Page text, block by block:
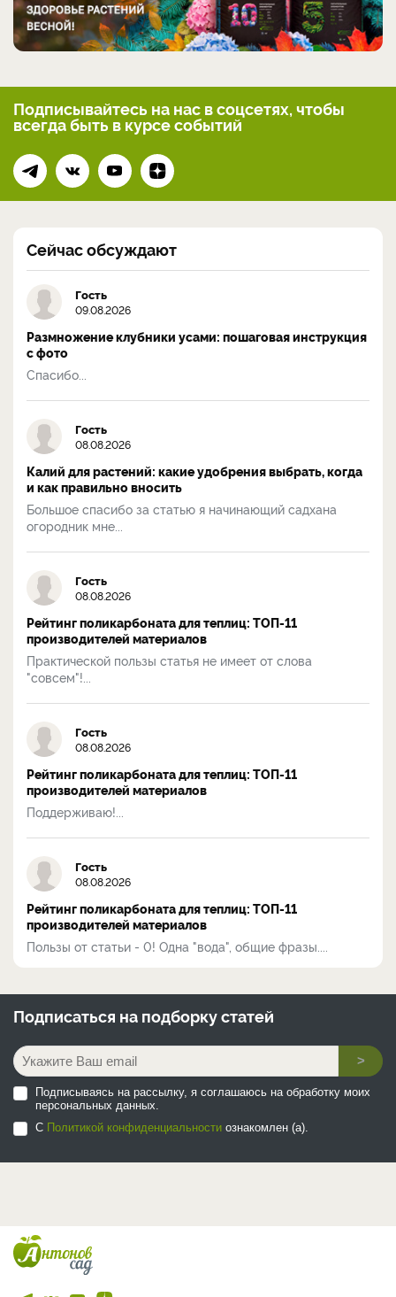
Подписывайтесь на нас в соцсетях, чтобы
всегдабыть в курсе событий
Сейчас обсуждают
Гость
09.08.2026
Размножение клубники усами: пошаговая инструкция
с фото
Спасибо...
Гость
08.08.2026
Калий для растений: какие удобрения выбрать, когда
и как правильно вносить
Большое спасибо за статью я начинающий садхана
огородник мне...
Гость
08.08.2026
Рейтинг поликарбоната для теплиц: ТОП-11
производителей материалов
Практической пользы статья не имеет от слова
"совсем"!...
Гость
08.08.2026
Рейтинг поликарбоната для теплиц: ТОП-11
производителей материалов
Поддерживаю!...
Гость
08.08.2026
Рейтинг поликарбоната для теплиц: ТОП-11
производителей материалов
Пользы от статьи - 0! Одна "вода", общие фразы....
Подписаться на подборку статей
>
Подписываясь на рассылку, я соглашаюсь на обработку моих
персональных данных.
С Политикой конфиденциальности ознакомлен (а).